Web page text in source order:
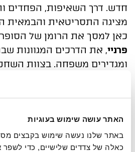
האתר עושה שימוש בעוגיות
כאלה של צדדים שלישיים, כדי לשפר
חדש. דרך השאיפות, הפחדים
מציגה התסריטאית והבמאית
כאן למסך את הרומן של
פרניי, את הדרכים המגוונות
ומגדירים משפחה. בצוות